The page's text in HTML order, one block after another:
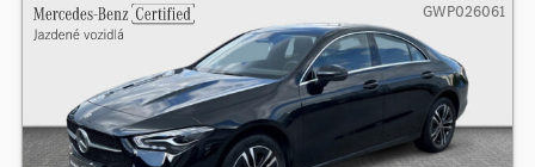
GWP026061